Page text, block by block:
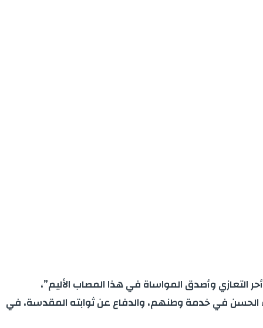
التعازي وأصدق المواساة في هذا المصاب الأليم”،
الحسن في خدمة وطنهم، والدفاع عن ثوابته المقدسة، في